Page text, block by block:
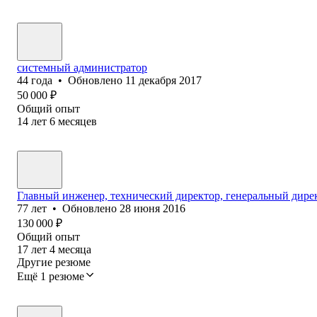
системный администратор
44 года • Обновлено 11 декабря 2017
50 000 ₽
Общий опыт
14 лет 6 месяцев
Главный инженер, технический директор, генеральный
77 лет • Обновлено 28 июня 2016
130 000 ₽
Общий опыт
17 лет 4 месяца
Другие резюме
Ещё 1 резюме